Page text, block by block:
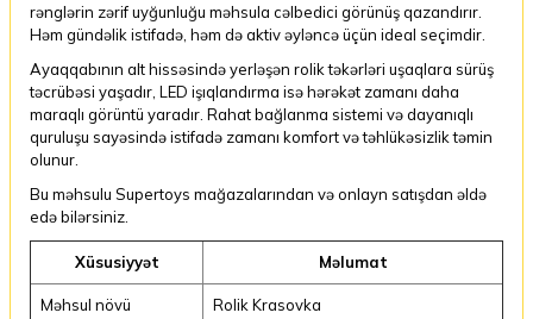
rənglərin zərif uyğunluğu məhsula cəlbedici görünüş qazandırır.
Həm gündəlik istifadə, həm də aktiv əyləncə üçün ideal seçimdir.
Ayaqqabının alt hissəsində yerləşən rolik təkərləri uşaqlara sürüş
təcrübəsi yaşadır, LED işıqlandırma isə hərəkət zamanı daha
maraqlı görüntü yaradır. Rahat bağlanma sistemi və dayanıqlı
quruluşu sayəsində istifadə zamanı komfort və təhlükəsizlik təmin
olunur.
Bu məhsulu Supertoys mağazalarından və onlayn satışdan əldə
edə bilərsiniz.
Xüsusiyyət Məlumat
Məhsul növü Rolik Krasovka